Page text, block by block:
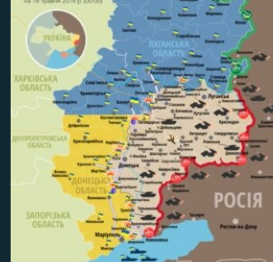
ВІДЕОУРОКИ «ELIFBE»
СВІДЧЕННЯ ОКУПАЦІЇ
УКРАЇНСЬКА ПРОБЛЕМА КРИМУ
ІНФОГРАФІКА
Русский
Qırımtatar
ДОЛУЧАЙСЯ!
Усі сайти RFE/RL